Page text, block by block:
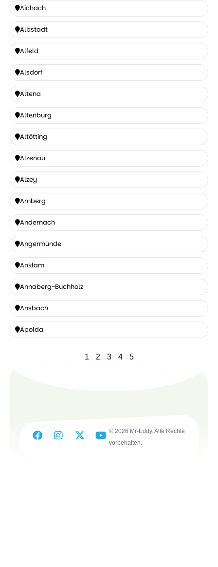
Aichach
Aichach
Albstadt
Albstadt
Alfeld
Alfeld
Alsdorf
Alsdorf
Altena
Altena
Altenburg
Altenburg
Altötting
Altötting
Alzenau
Alzenau
Alzey
Alzey
Amberg
Amberg
Andernach
Andernach
Angermünde
Angermünde
Anklam
Anklam
Annaberg-Buchholz
Annaberg-
Ansbach
Ansbach
Apolda
Apolda
1 2 3 4 5
© 2026 Mr-Eddy. Alle Rechte
vorbehalten.